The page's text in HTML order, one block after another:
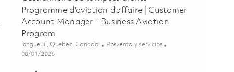
Programme d'aviation d'affaire | Customer
Account Manager - Business Aviation
Program
Ubicación
longueuil, Quebec, Canada Categoría
Posventa y servicios
Posted Date
08/01/2026